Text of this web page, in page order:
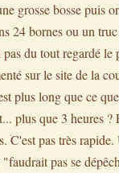
grosse bosse puis
24 bornes ou un
du tout regardé le
sur le site de la
plus long que ce
plus que 3 heures ?
C'est pas très rapide.
pas se